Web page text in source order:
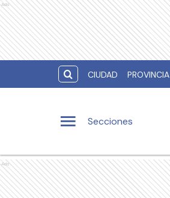
Ads
CIUDAD PROVINCIA
Secciones
Ads